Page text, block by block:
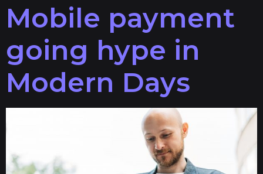
Mobile payment
going hype in
Modern Days